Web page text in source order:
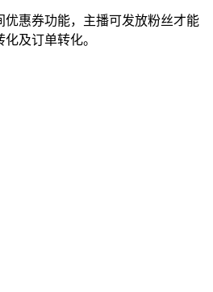
优惠券功能，主播可发放粉丝才能
及订单转化。